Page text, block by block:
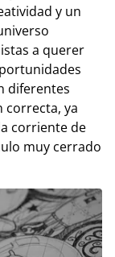
y un
a querer
diferentes
correcta, ya
corriente de
muy cerrado